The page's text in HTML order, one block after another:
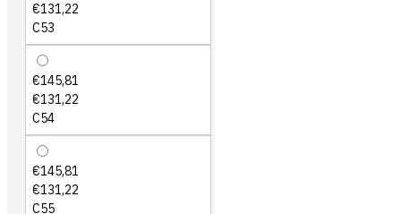
€131,22
C53
€145,81
€131,22
C54
€145,81
€131,22
C55